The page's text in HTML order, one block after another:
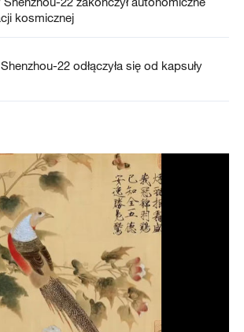
kosmicznej
22 odłączyła się od kapsuły